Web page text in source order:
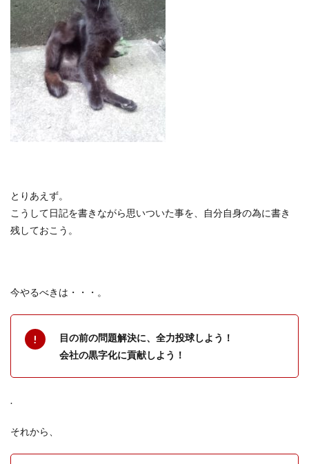
とりあえず。
こうして日記を書きながら思いついた事を、自分自身の為に書き
残しておこう。
今やるべきは・・・。
目の前の問題解決に、全力投球しよう！
会社の黒字化に貢献しよう！
.
それから、